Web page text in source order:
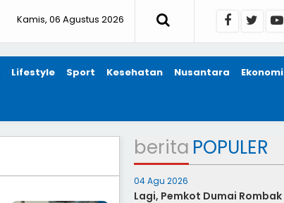
Kamis, 06 Agustus 2026
Lifestyle Sport Kesehatan Nusantara Ekonomi
berita POPULER
04 Agu 2026
Lagi, Pemkot Dumai Rombak